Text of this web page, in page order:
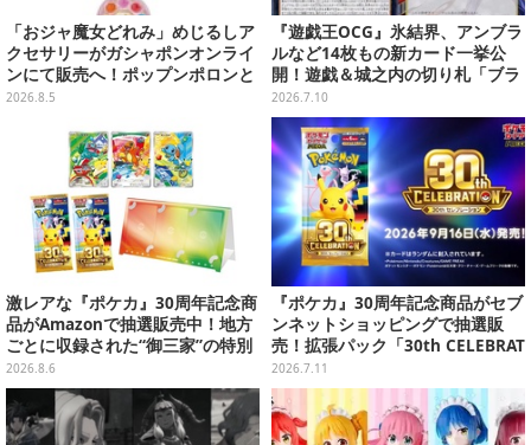
「おジャ魔女どれみ」めじるしア
クセサリーがガシャポンオンライ
ンにて販売へ！ポップンポロンと
魔法玉の2連チャームなど全9種
2026.8.5
『遊戯王OCG』氷結界、アンブラ
ルなど14枚もの新カード一挙公
開！遊戯＆城之内の切り札「ブラ
ック・デーモンズ・ドラゴン」も
新たな装いで登場
2026.7.10
激レアな『ポケカ』30周年記念商
品がAmazonで抽選販売中！地方
ごとに収録された“御三家”の特別
カード
2026.8.6
『ポケカ』30周年記念商品がセブ
ンネットショッピングで抽選販
売！拡張パック「30th CELEBRAT
ION」と「エーフィ・ブラッキー
セット」が対象
2026.7.11